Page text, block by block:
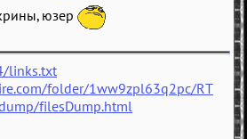
юзер
links.txt
folder/1ww9zpl63q2pc/RT
filesDump.html